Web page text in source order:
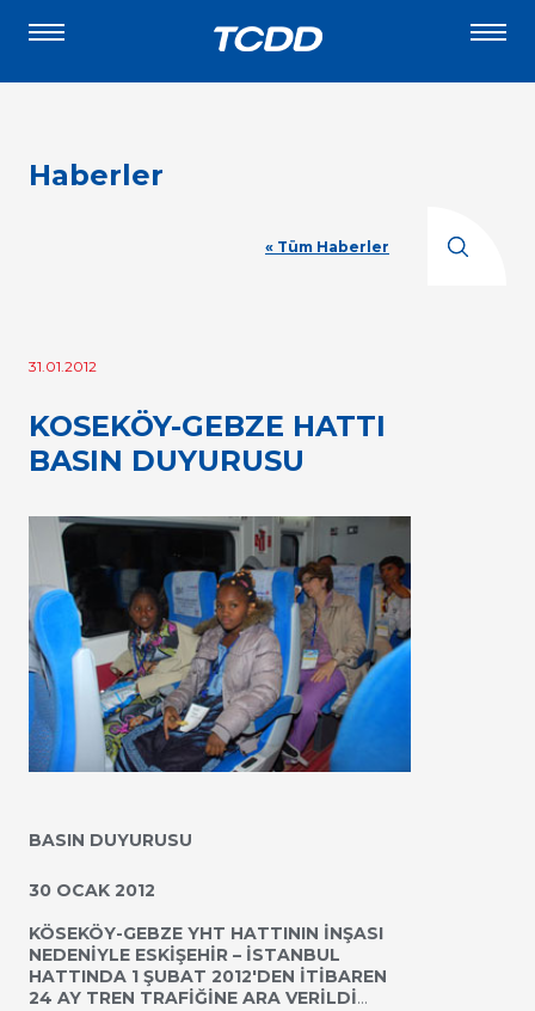
Haberler
« Tüm Haberler
31.01.2012
KOSEKÖY-GEBZE HATTI
BASIN DUYURUSU
BASIN DUYURUSU
30 OCAK 2012
KÖSEKÖY-GEBZE YHT HATTININ İNŞASI
NEDENİYLE ESKİŞEHİR – İSTANBUL
HATTINDA 1 ŞUBAT 2012'DEN İTİBAREN
24 AY TREN TRAFİĞİNE ARA VERİLDİ…